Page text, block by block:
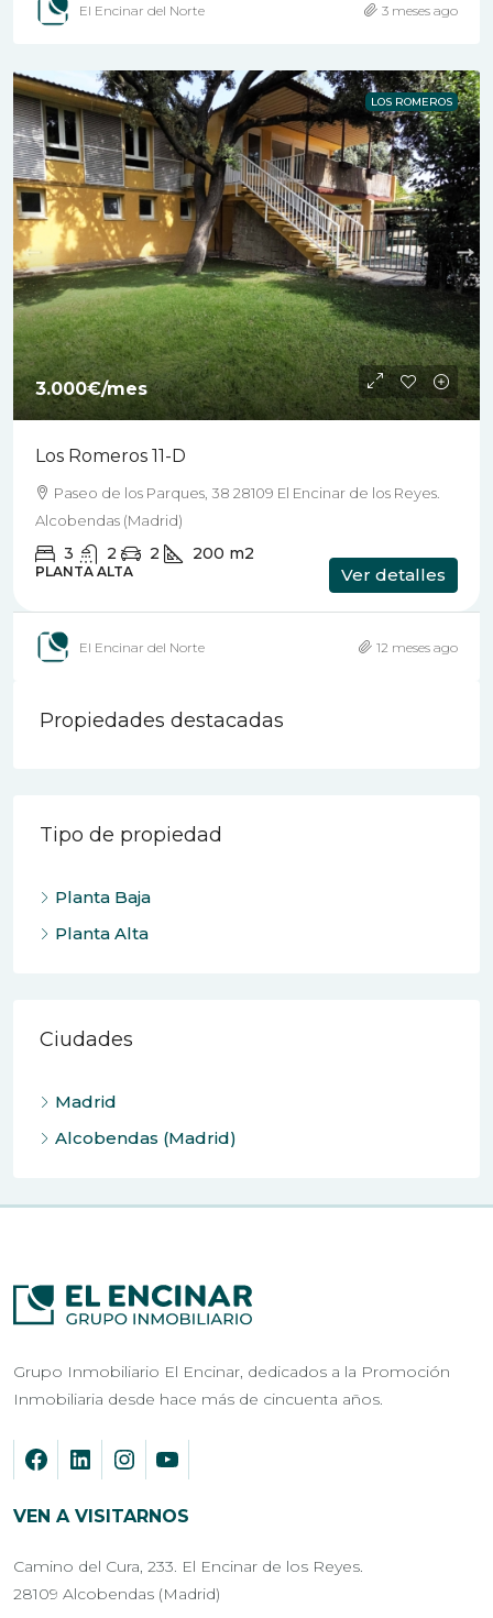
El Encinar del Norte 3 meses ago
LOS ROMEROS
3.000€/mes
Los Romeros 11-D
Paseo de los Parques, 38 28109 El Encinar de los Reyes.
Alcobendas (Madrid)
3 2 2 200 m2
PLANTA ALTA Ver detalles
El Encinar del Norte 12 meses ago
Propiedades destacadas
Tipo de propiedad
Planta Baja
Planta Alta
Ciudades
Madrid
Alcobendas (Madrid)
Grupo Inmobiliario El Encinar, dedicados a la Promoción
Inmobiliaria desde hace más de cincuenta años.
VEN A VISITARNOS
Camino del Cura, 233. El Encinar de los Reyes.
28109 Alcobendas (Madrid)